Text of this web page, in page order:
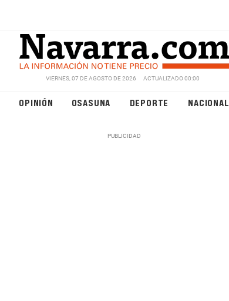
VIERNES, 07 DE AGOSTO DE 2026 ACTUALIZADO 00:00
OPINIÓN OSASUNA DEPORTE NACIONAL